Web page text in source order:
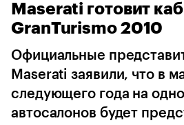
Changan Omoda
Maserati готовит
GranTurismo 2010
Официальные
Maserati заявили, что в
следующего года на
автосалонов будет